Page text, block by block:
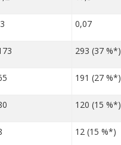
0,07
293 (37 %*)
191 (27 %*)
120 (15 %*)
12 (15 %*)